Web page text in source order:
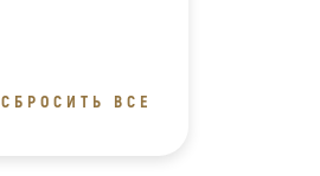
СБРОСИТЬ ВСЕ